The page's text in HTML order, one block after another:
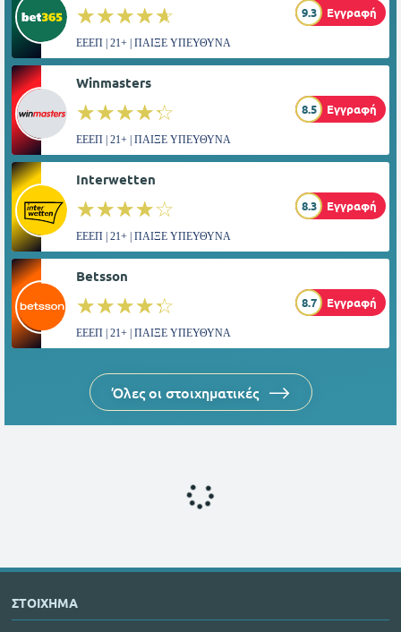
☆☆☆☆☆
★★★★★ 9.3 Εγγραφή
ΕΕΕΠ | 21+ | ΠΑΙΞΕ ΥΠΕΥΘΥΝΑ
Winmasters
☆☆☆☆☆
★★★★★ 8.5 Εγγραφή
ΕΕΕΠ | 21+ | ΠΑΙΞΕ ΥΠΕΥΘΥΝΑ
Interwetten
☆☆☆☆☆
★★★★★ 8.3 Εγγραφή
ΕΕΕΠ | 21+ | ΠΑΙΞΕ ΥΠΕΥΘΥΝΑ
Betsson
☆☆☆☆☆
★★★★★ 8.7 Εγγραφή
ΕΕΕΠ | 21+ | ΠΑΙΞΕ ΥΠΕΥΘΥΝΑ
Όλες οι στοιχηματικές
ΣΤΟΙΧΗΜΑ